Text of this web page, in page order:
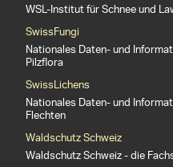
WSL-Institut für Schnee und
SwissFungi
Nationales Daten- und
Pilzflora
SwissLichens
Nationales Daten- und
Flechten
Waldschutz Schweiz
Waldschutz Schweiz - die